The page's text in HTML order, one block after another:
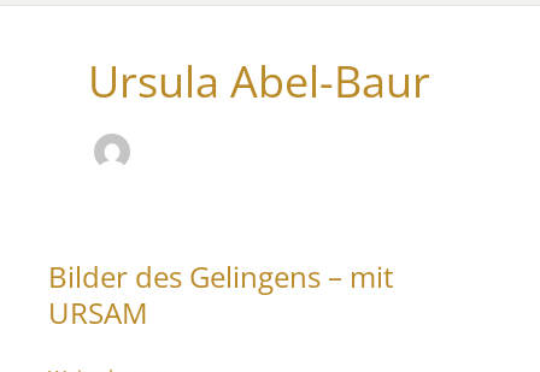
Ursula Abel-Baur
Bilder des Gelingens – mit
URSAM